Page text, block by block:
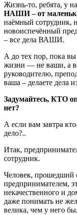
Жизнь-то, ребята, у
НАШИ – от
наёмный сотрудник,
новоиспечённый
– все дела ВАШИ.
А до тех пор, пока вы
жизни — не ваши, а
руководителю,
ваша – делаете дела
Задумайтесь, КТО
нет?
А если вам завтра
дело?..
Итак,
сотрудник.
Человек, прошедший
предпринимателем,
некачественного и
даже понимать не
велика, чем у него